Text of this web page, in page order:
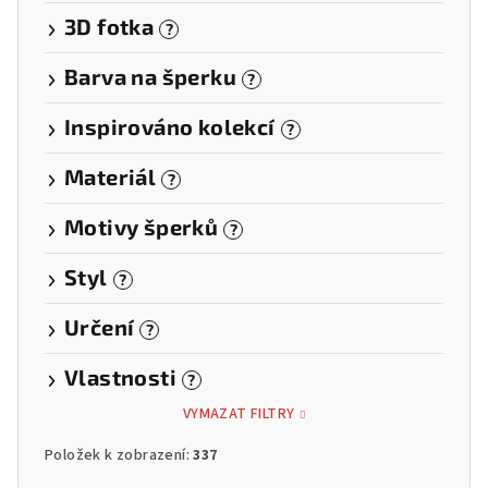
3D fotka ?
Barva na šperku ?
Inspirováno kolekcí ?
Materiál ?
Motivy šperků ?
Styl ?
Určení ?
Vlastnosti ?
VYMAZAT FILTRY
Položek k zobrazení:337